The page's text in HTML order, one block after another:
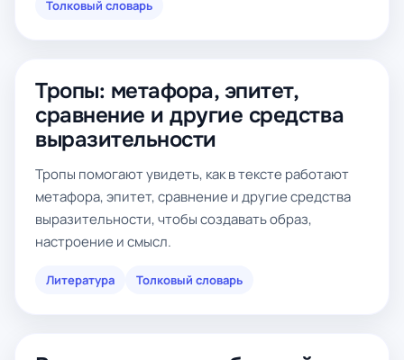
Толковый словарь
Тропы: метафора, эпитет,
сравнение и другие средства
выразительности
Тропы помогают увидеть, как в тексте работают
метафора, эпитет, сравнение и другие средства
выразительности, чтобы создавать образ,
настроение и смысл.
Литература Толковый словарь